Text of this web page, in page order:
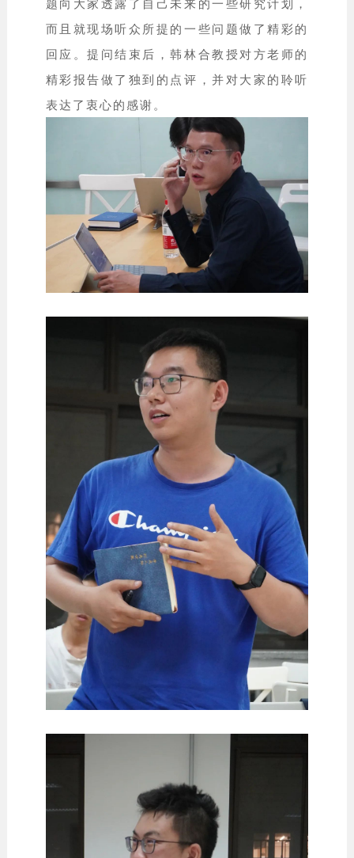
题向大家透露了自己未来的一些研究计划，
而且就现场听众所提的一些问题做了精彩的
回应。提问结束后，韩林合教授对方老师的
精彩报告做了独到的点评，并对大家的聆听
表达了衷心的感谢。